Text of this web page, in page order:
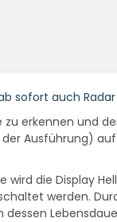
sofort auch
erkennen und
Ausführung)
wird die Display
werden.
dessen